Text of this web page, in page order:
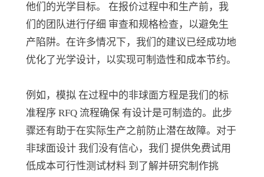
他们的光学目标。在报价过程中和生产前，我
们的团队进行仔细 审查和规格检查，以避免生
产陷阱。在许多情况下，我们的建议已经成功地
优化了光学设计，以实现可制造性和成本节约。
例如，模拟 在过程中的非球面方程是我们的标
准程序 RFQ 流程确保 有设计是可制造的。此步
骤还有助于在实际生产之前防止潜在故障。对于
非球面设计 我们没有信心，我们 提供免费试用
低成本可行性测试材料 到 了解并研究制作挑